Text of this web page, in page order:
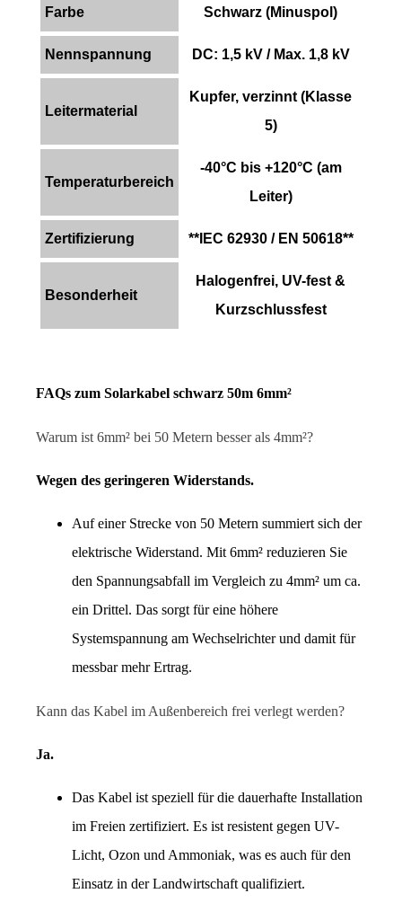
Farbe Schwarz (Minuspol)
Nennspannung DC: 1,5 kV / Max. 1,8 kV
Leitermaterial
Kupfer, verzinnt (Klasse
5)
Temperaturbereich
-40°C bis +120°C (am
Leiter)
Zertifizierung **IEC 62930 / EN 50618**
Besonderheit
Halogenfrei, UV-fest &
Kurzschlussfest
FAQs zum Solarkabel schwarz 50m 6mm²
Warum ist 6mm² bei 50 Metern besser als 4mm²?
Wegen des geringeren Widerstands.
Auf einer Strecke von 50 Metern summiert sich der
elektrische Widerstand. Mit 6mm² reduzieren Sie
den Spannungsabfall im Vergleich zu 4mm² um ca.
ein Drittel. Das sorgt für eine höhere
Systemspannung am Wechselrichter und damit für
messbar mehr Ertrag.
Kann das Kabel im Außenbereich frei verlegt werden?
Ja.
Das Kabel ist speziell für die dauerhafte Installation
im Freien zertifiziert. Es ist resistent gegen UV-
Licht, Ozon und Ammoniak, was es auch für den
Einsatz in der Landwirtschaft qualifiziert.